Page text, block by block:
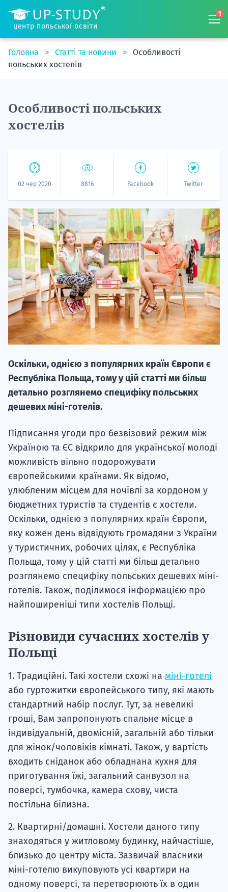
центр польської освіти
1
Головна Статті та новини
Особливості
польських хостелів
Особливості польських
хостелів
02 чер 2020 8816 Facebook Twitter
Оскільки, однією з популярних країн Європи є
Республіка Польща, тому у цій статті ми більш
детально розглянемо специфіку польських
дешевих міні-готелів.
Підписання угоди про безвізовий режим між
Україною та ЄС відкрило для української молоді
можливість вільно подорожувати
європейськими країнами. Як відомо,
улюбленим місцем для ночівлі за кордоном у
бюджетних туристів та студентів є хостели.
Оскільки, однією з популярних країн Європи,
яку кожен день відвідують громадяни з України
у туристичних, робочих цілях, є Республіка
Польща, тому у цій статті ми більш детально
розглянемо специфіку польських дешевих міні-
готелів. Також, поділимося інформацією про
найпоширеніші типи хостелів Польщі.
Різновиди сучасних хостелів у
Польщі
1. Традиційні. Такі хостели схожі на міні-готелі
або гуртожитки європейського типу, які мають
стандартний набір послуг. Тут, за невеликі
гроші, Вам запропонують спальне місце в
індивідуальній, двомісній, загальній або тільки
для жінок/чоловіків кімнаті. Також, у вартість
входить сніданок або обладнана кухня для
приготування їжі, загальний санвузол на
поверсі, тумбочка, камера схову, чиста
постільна білизна.
2. Квартирні/домашні. Хостели даного типу
знаходяться у житловому будинку, найчастіше,
близько до центру міста. Зазвичай власники
міні-готелю викуповують усі квартири на
одному поверсі, та перетворюють їх в один
20.09
вступ на